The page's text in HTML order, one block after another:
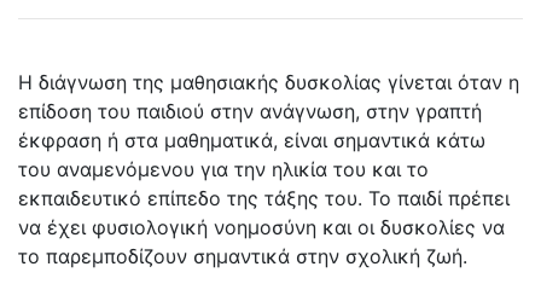
Η διάγνωση της μαθησιακής δυσκολίας γίνεται όταν η
επίδοση του παιδιού στην ανάγνωση, στην γραπτή
έκφραση ή στα μαθηματικά, είναι σημαντικά κάτω
του αναμενόμενου για την ηλικία του και το
εκπαιδευτικό επίπεδο της τάξης του. Το παιδί πρέπει
να έχει φυσιολογική νοημοσύνη και οι δυσκολίες να
το παρεμποδίζουν σημαντικά στην σχολική ζωή.